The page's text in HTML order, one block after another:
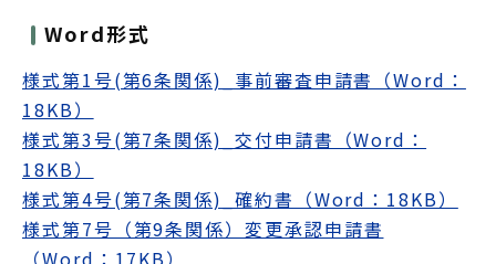
Word形式
様式第1号(第6条関係)_事前審査申請書（Word：
18KB）
様式第3号(第7条関係)_交付申請書（Word：
18KB）
様式第4号(第7条関係)_確約書（Word：18KB）
様式第7号（第9条関係）変更承認申請書
（Word：17KB）